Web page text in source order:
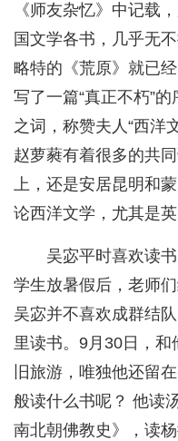
《师友杂忆》中记载
国文学各书，几乎无
略特的《荒原》就已
写了一篇“真正不朽”
之词，称赞夫人“西洋
赵萝蕤有着很多的共
上，还是安居昆明和
论西洋文学，尤其是英
吴宓平时喜欢读
学生放暑假后，老师
吴宓并不喜欢成群结
里读书。9月30日，
旧旅游，唯独他还留
般读什么书呢？ 他读
南北朝佛教史》，读